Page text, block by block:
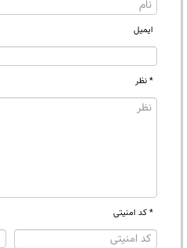
ایمیل
* نظر
* کد امنیتی